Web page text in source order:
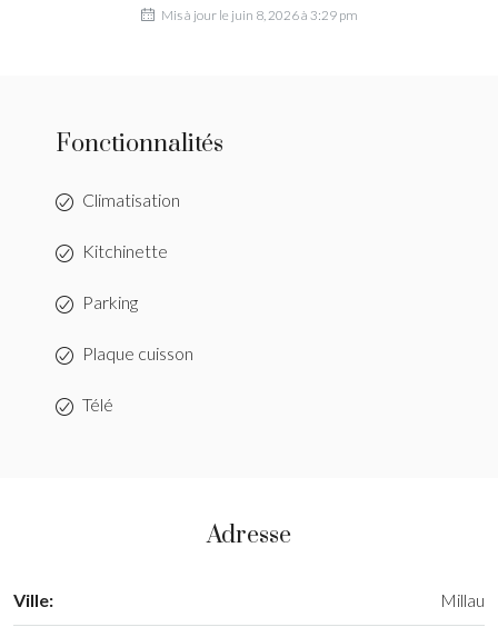
Mis à jour le juin 8, 2026 à 3:29 pm
Fonctionnalités
Climatisation
Kitchinette
Parking
Plaque cuisson
Télé
Adresse
Ville: Millau